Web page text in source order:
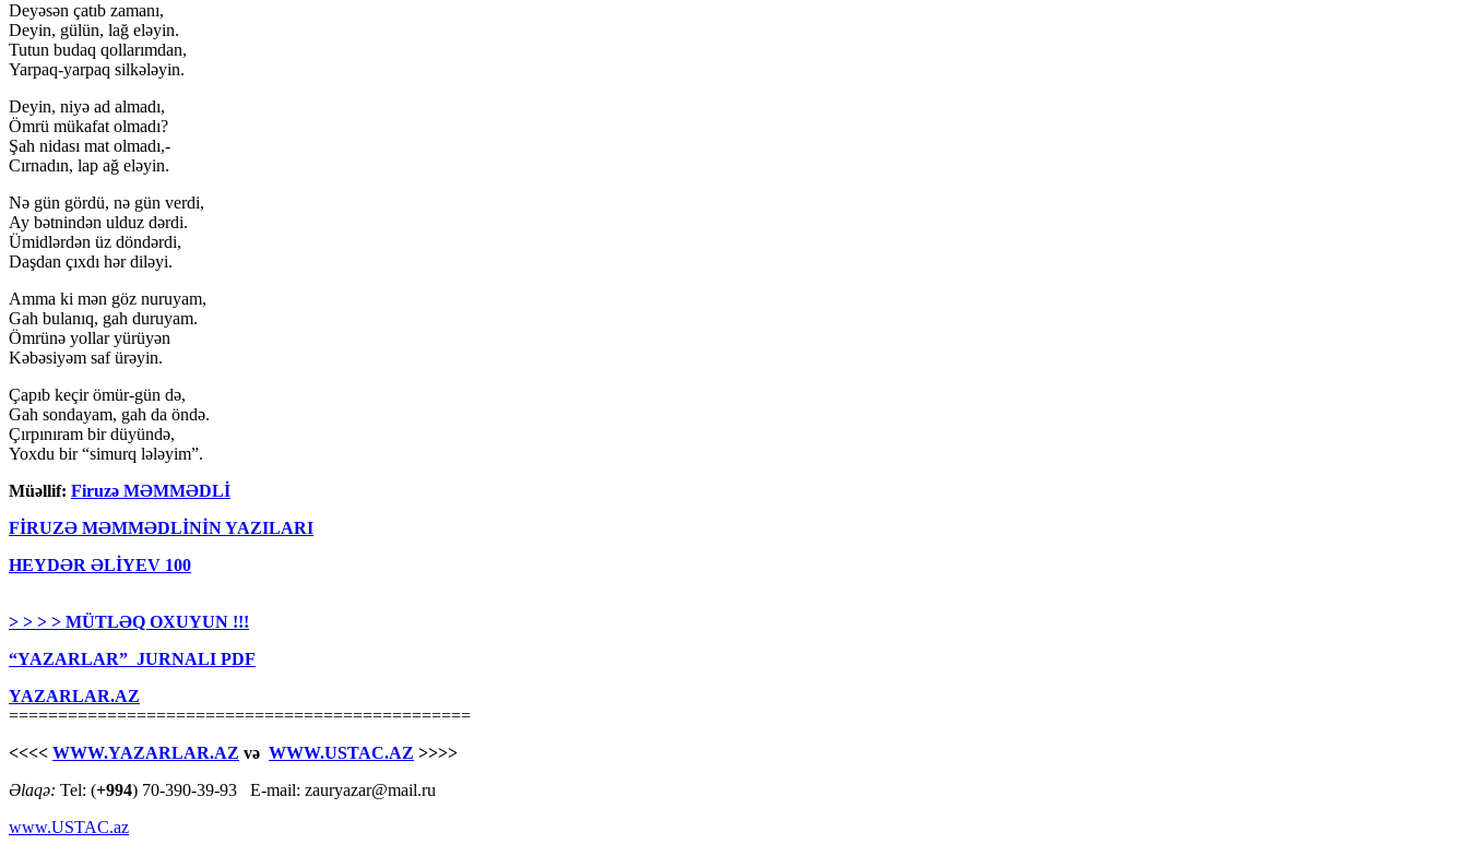
Deyəsən çatıb zamanı,
Deyin, gülün, lağ eləyin.
Tutun budaq qollarımdan,
Yarpaq-yarpaq silkələyin.
Deyin, niyə ad almadı,
Ömrü mükafat olmadı?
Şah nidası mat olmadı,-
Cırnadın, lap ağ eləyin.
Nə gün gördü, nə gün verdi,
Ay bətnindən ulduz dərdi.
Ümidlərdən üz döndərdi,
Daşdan çıxdı hər diləyi.
Amma ki mən göz nuruyam,
Gah bulanıq, gah duruyam.
Ömrünə yollar yürüyən
Kəbəsiyəm saf ürəyin.
Çapıb keçir ömür-gün də,
Gah sondayam, gah da öndə.
Çırpınıram bir düyündə,
Yoxdu bir “simurq lələyim”.
Müəllif: Firuzə MƏMMƏDLİ
FİRUZƏ MƏMMƏDLİNİN YAZILARI
HEYDƏR ƏLİYEV 100
> > > > MÜTLƏQ OXUYUN !!!
“YAZARLAR” JURNALI PDF
YAZARLAR.AZ
===============================================
<<<< WWW.YAZARLAR.AZ və WWW.USTAC.AZ >>>>
Əlaqə: Tel: (+994) 70-390-39-93 E-mail: zauryazar@mail.ru
www.USTAC.az